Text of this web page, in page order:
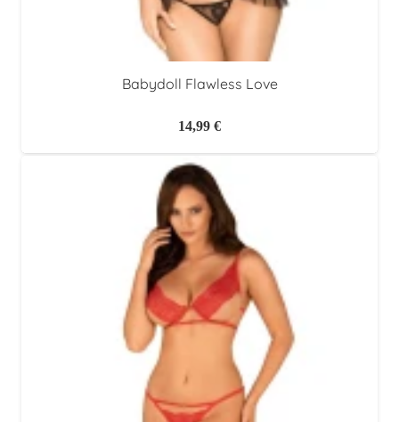
Babydoll Flawless Love
14,99 €